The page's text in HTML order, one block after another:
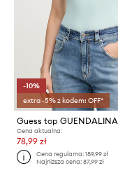
-10%
extra -5% z kodem: OFF*
Guess top GUENDALINA
Cena aktualna:
78,99 zł
Cena regularna:189,99 zł
Najniższa cena:87,99 zł